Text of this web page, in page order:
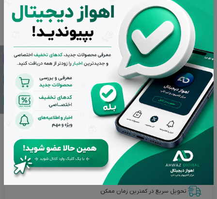
تعداد بازدید:1,571 بازدید
ناموجود
مهم و قابل توجه
تمامی کالاهای فروشگاه اهواز دیجیتال دارای گارانتی اصالت و
سلامت فیزیکی می باشند و کلیه کالاهای استوک دارای ده روز مهلت
تست هستند.
تضمین بهترین قیمت بازار
پشتیبانی از ساعت 9 تا 20 بجز ایام تعطیل
بازگشت وجه در صورت عدم رضایت
اصالت کالاها از برترین برندها
تحویل سریع در کمترین زمان ممکن